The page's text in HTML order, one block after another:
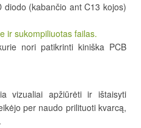
diodo (kabančio ant C13 kojos)
ir sukompiliuotas failas.
nori patikrinti kiniška PCB
vizualiai apžiūrėti ir ištaisyti
per naudo prilituoti kvarcą,